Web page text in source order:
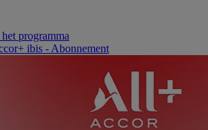
programma
ibis - Abonnement